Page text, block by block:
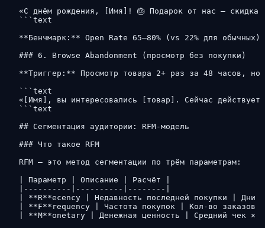
«С днём рождения, [Имя]! 🎂 Подарок от нас — скидка
```text
**Бенчмарк:** Open Rate 65–80% (vs 22% для
### 6. Browse Abandonment (просмотр без покупки)
**Триггер:** Просмотр товара 2+ раз за 48 часов, но
```text
«[Имя], вы интересовались [товар]. Сейчас
```text
## Сегментация аудитории: RFM-модель
### Что такое RFM
RFM — это метод сегментации по трём параметрам:
| Параметр | Описание | Расчёт |
|----------|----------|--------|
| **R**ecency | Недавность последней покупки | Дни
| **F**requency | Частота покупок | Кол-во заказов
| **M**onetary | Денежная ценность | Средний чек ×